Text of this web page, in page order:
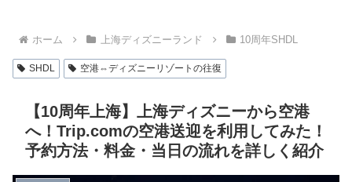
ホーム 上海ディズニーランド 10周年SHDL
SHDL 空港⇔ディズニーリゾートの往復
【10周年上海】上海ディズニーから空港
へ！Trip.comの空港送迎を利用してみた！
予約方法・料金・当日の流れを詳しく紹介